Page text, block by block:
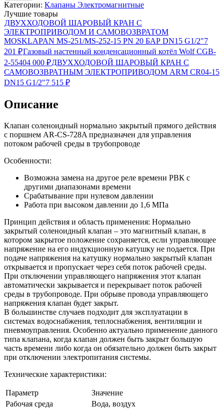
Категории: Клапаны Электромагнитные
Лучшие товары
ДВУХХОДОВОЙ ШАРОВЫЙ КРАН С
ЭЛЕКТРОПРИВОДОМ И САМОВОЗВРАТОМ
MOSKLAPAN MS-251/MS-252-15 PN 20 БАР DN15 G1/2"7
201 ₽Газовый настенный конденсационный котёл Wolf CGB-
2-55404 000 ₽ДВУХХОДОВОЙ ШАРОВЫЙ КРАН С
САМОВОЗВРАТНЫМ ЭЛЕКТРОПРИВОДОМ ARM CR04-15
DN15 G1/2"7 515 ₽
Описание
Клапан соленоидный нормально закрытый прямого действия
с поршнем AR-CS-728A предназначен для управления
потоком рабочей среды в трубопроводе
Особенности:
Возможна замена на другое реле времени РВК с
другими диапазонами времени
Срабатывание при нулевом давлении
Работа при высоком давлении до 1,6 МПа
Принцип действия и область применения: Нормально
закрытый соленоидный клапан – это магнитный клапан, в
котором закрытое положение сохраняется, если управляющее
напряжение на его индукционную катушку не подается. При
подаче напряжения на катушку нормально закрытый клапан
открывается и пропускает через себя поток рабочей среды.
При отключении управляющего напряжения этот клапан
автоматически закрывается и перекрывает поток рабочей
среды в трубопроводе. При обрыве провода управляющего
напряжения клапан будет закрыт.
В большинстве случаев подходит для эксплуатации в
системах водоснабжения, теплоснабжения, вентиляции и
пневмоуправления. Особенно актуально применение данного
типа клапана, когда клапан должен быть закрыт большую
часть времени либо когда он обязательно должен быть закрыт
при отключении электропитания системы.
Технические характеристики:
Параметр
Значение
Рабочая среда
Вода, воздух